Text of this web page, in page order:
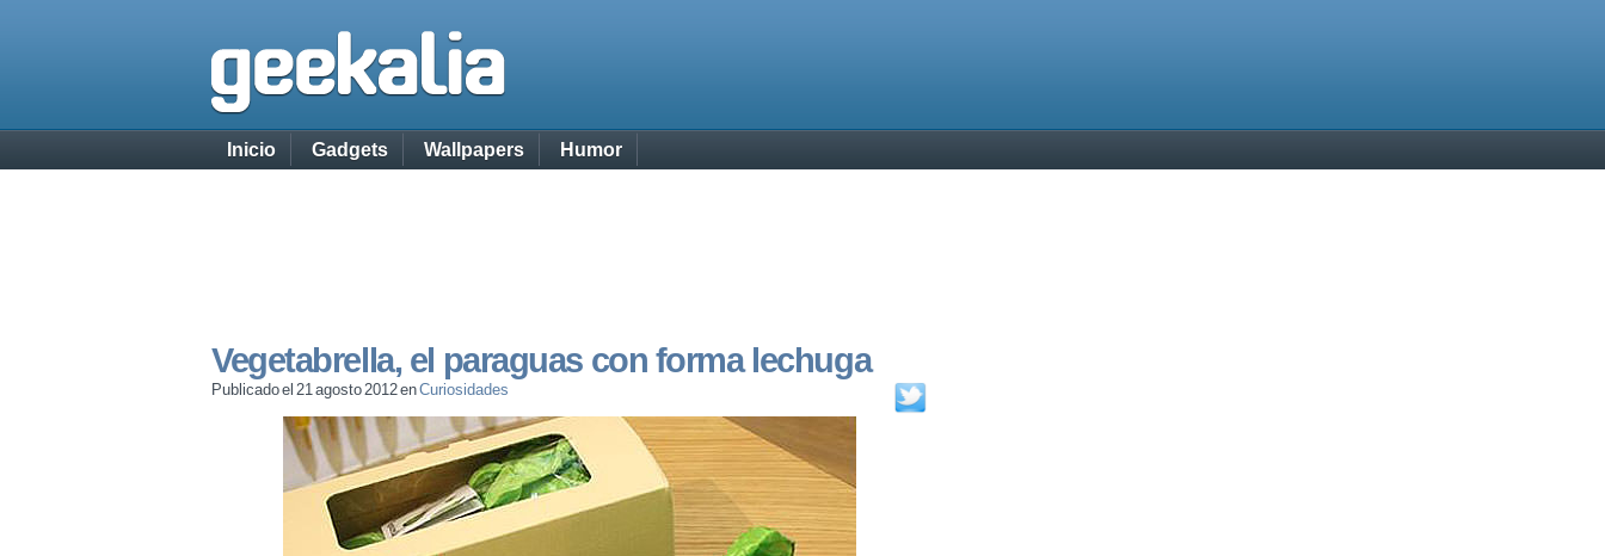
Inicio Gadgets Wallpapers Humor
Vegetabrella, el paraguas con forma lechuga
Publicado el 21 agosto 2012 enCuriosidades